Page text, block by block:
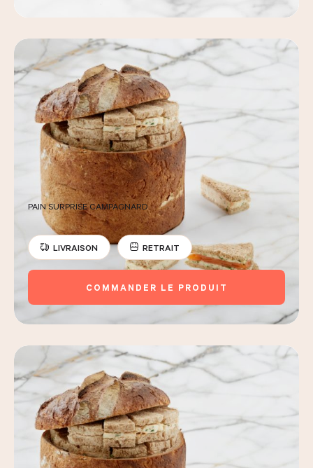
PAIN SURPRISE CAMPAGNARD
LIVRAISON RETRAIT
COMMANDER LE PRODUIT